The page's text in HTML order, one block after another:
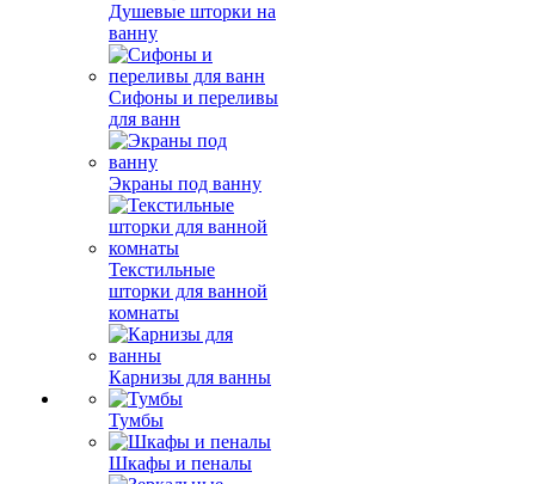
Душевые шторки на
ванну
Сифоны и переливы
для ванн
Экраны под ванну
Текстильные
шторки для ванной
комнаты
Карнизы для ванны
Тумбы
Шкафы и пеналы